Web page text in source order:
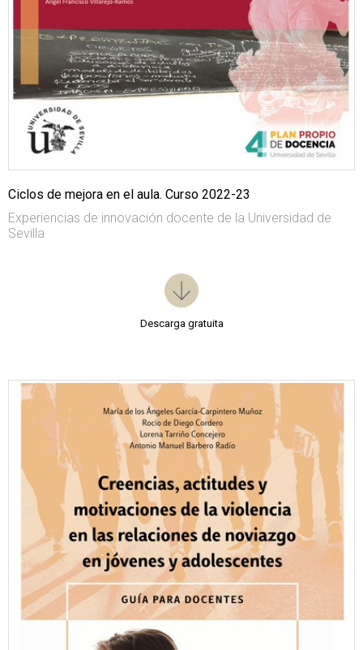
Ciclos de mejora en el aula. Curso 2022-23
Experiencias de innovación docente de la Universidad de
Sevilla
Descarga gratuita